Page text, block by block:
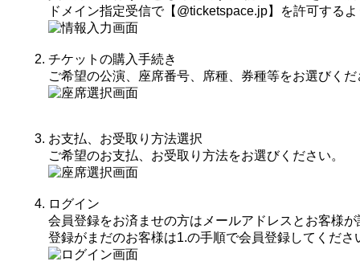
ドメイン指定受信で【@ticketspace.jp】を許可する
チケットの購入手続き
ご希望の公演、座席番号、席種、券種等をお選びくだ
お支払、お受取り方法選択
ご希望のお支払、お受取り方法をお選びください。
ログイン
会員登録をお済ませの方はメールアドレスとお客様
登録がまだのお客様は1.の手順で会員登録してくださ